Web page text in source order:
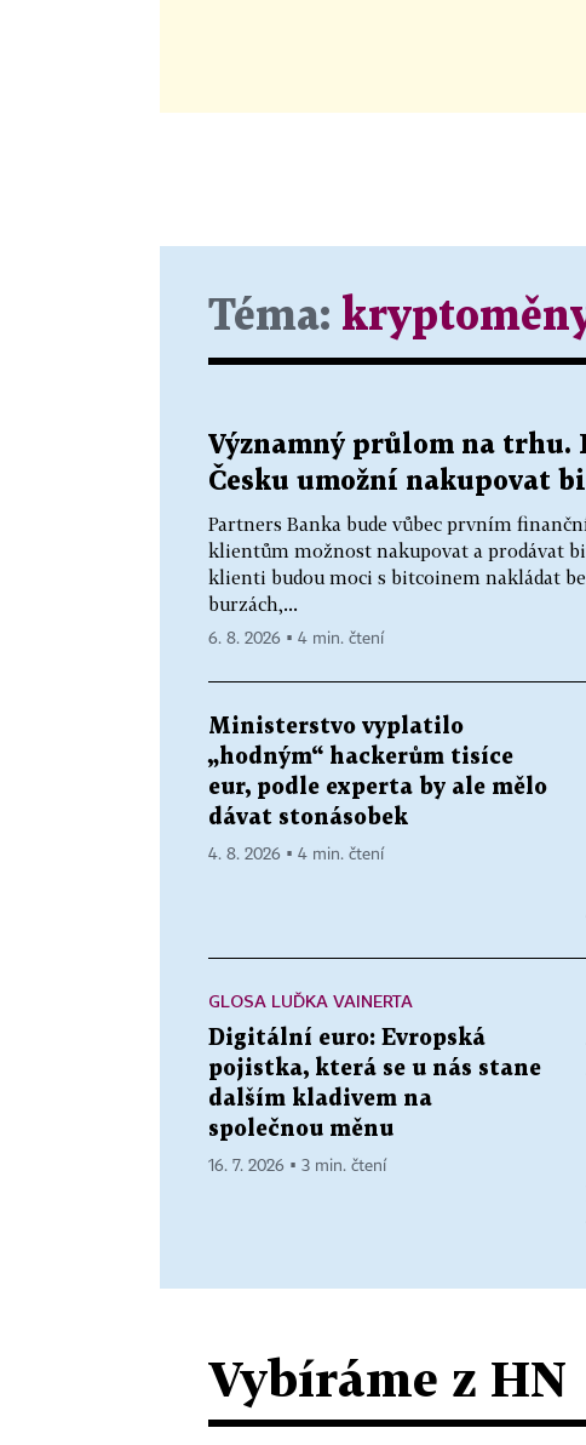
Téma:
Významný průlom na trhu.
Česku umožní nakupovat
Partners Banka bude vůbec prvním
klientům možnost nakupovat a prodávat
klienti budou moci s bitcoinem nakládat
burzách,...
6. 8. 2026 ▪ 4 min. čtení
Ministerstvo vyplatilo
„hodným“ hackerům tisíce
eur, podle experta by ale mělo
dávat stonásobek
4. 8. 2026 ▪ 4 min. čtení
GLOSA LUĎKA VAINERTA
Digitální euro: Evropská
pojistka, která se u nás stane
dalším kladivem na
společnou měnu
16. 7. 2026 ▪ 3 min. čtení
Vybíráme z HN